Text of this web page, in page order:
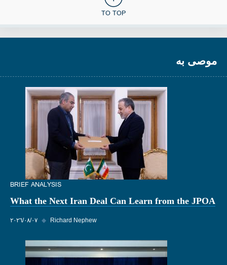
TO TOP
موصى به
BRIEF ANALYSIS
What the Next Iran Deal Can Learn from the JPOA
٠٧‏/٠٨‏/٢٠٢٦ ◆ Richard Nephew